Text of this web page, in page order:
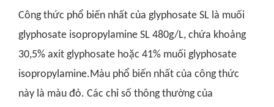
Công thức phổ biến nhất của glyphosate SL là muối
glyphosate isopropylamine SL 480g/L, chứa khoảng
30,5% axit glyphosate hoặc 41% muối glyphosate
isopropylamine.Màu phổ biến nhất của công thức
này là màu đỏ. Các chỉ số thông thường của